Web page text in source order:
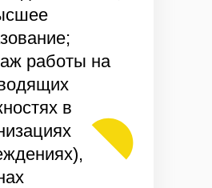
работы на
в